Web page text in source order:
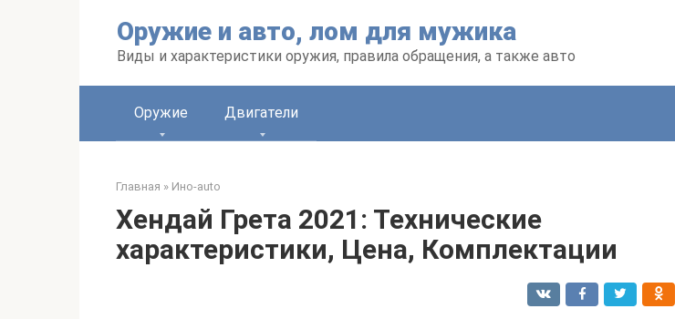
Оружие и авто, лом для мужика
Виды и характеристики оружия, правила обращения, а также авто
Оружие Двигатели
Главная » Ино-auto
Хендай Грета 2021: Технические
характеристики, Цена, Комплектации